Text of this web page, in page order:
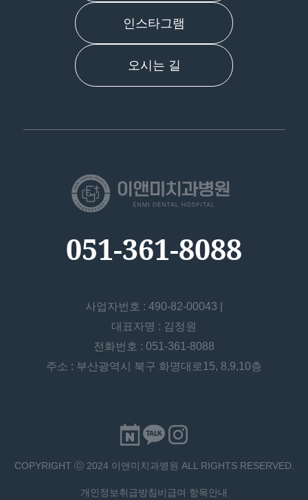
인스타그램
오시는 길
051-361-8088
사업자번호 : 490-82-00043 |
대표자명 : 김정원
전화번호 : 051-361-8088
주소 : 부산광역시 북구 화명대로15, 8,9,10층
COPYRIGHT ⓒ 2024 이앤미치과병원 ALL RIGHTS RESERVED.
개인정보취급방침 비급여 항목안내